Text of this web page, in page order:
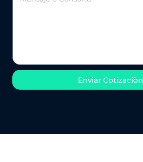
Enviar Cotizaciòn